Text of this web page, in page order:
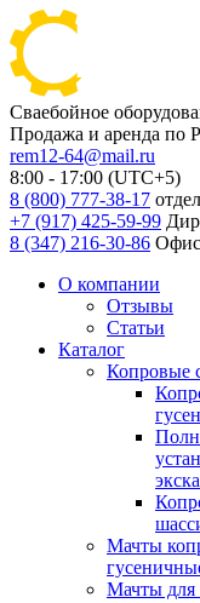
Сваебойное
Продажа и аренда
rem12-64@mail.ru
8:00 - 17:00 (UTC+5)
8 (800) 777-38-17
+7 (917) 425-59-99
8 (347) 216-30-86 Офис
О компании
Отзывы
Статьи
Каталог
Копровые
Мачты
Мачты для